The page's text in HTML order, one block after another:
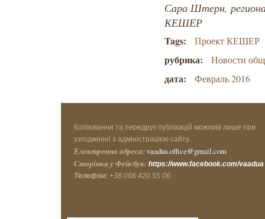
Сара Штерн,
КЕШЕР
Tags: Проект КЕШЕР
рубрика: Новости
дата: Февраль 2016
Копіювання та передрук публікацій можливі лише при
узгодженні з адміністрацією сайту.
Електронна адреса: vaadua.office@gmail.com
Сторінка у Фейсбук: https://www.facebook.com/vaadua
Телефон: +38 066 420 55 06.